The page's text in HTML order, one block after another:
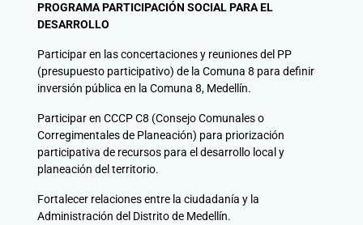
PROGRAMA PARTICIPACIÓN SOCIAL PARA EL
DESARROLLO
Participar en las concertaciones y reuniones del PP
(presupuesto participativo) de la Comuna 8 para definir
inversión pública en la Comuna 8, Medellín.
Participar en CCCP C8 (Consejo Comunales o
Corregimentales de Planeación) para priorización
participativa de recursos para el desarrollo local y
planeación del territorio.
Fortalecer relaciones entre la ciudadanía y la
Administración del Distrito de Medellín.